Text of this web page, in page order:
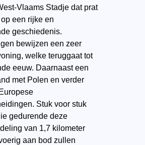
Vlaams Stadje dat prat
een rijke en
geschiedenis.
bewijzen een zeer
welke teruggaat tot
eeuw. Daarnaast een
met Polen en verder
Stuk voor stuk
gedurende deze
van 1,7 kilometer
aan bod zullen